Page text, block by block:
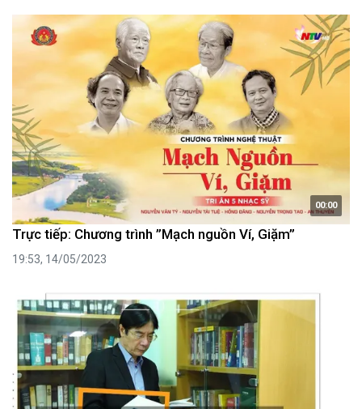
00:00
Trực tiếp: Chương trình ”Mạch nguồn Ví, Giặm”
19:53, 14/05/2023